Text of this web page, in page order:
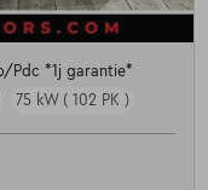
Pdc *1j garantie*
75 kW ( 102 PK )